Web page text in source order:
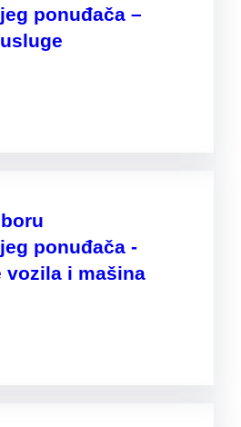
ponuđača –
ponuđača -
vozila i mašina